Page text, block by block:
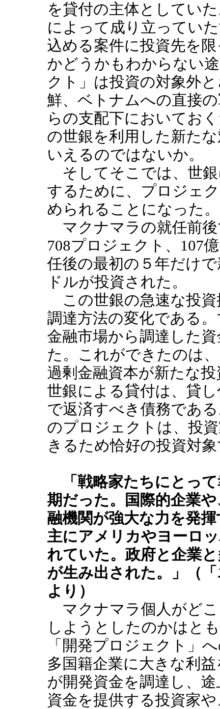
を貸付の主体としてい
によって成り立ってい
込める案件に投資先を
かどうかもわからない
クト」は投資の対象外
鮮、ベトナムへの直接
らの支配下においてお
の世銀を利用した新た
いえるのではないか。
そしてそこでは、世
するために、プロジェ
められることになった。
マクナマラの就任前後
708プロジェクト、107
任後の最初の５年だけ
ドルが投資された。
この世銀の急速な投資
調達方法の変化である
金融市場から調達した
た。これができたのは
過剰金融資本が新たな
世銀による貸付は、貸
で返済すべき債務であ
のプロジェクトは、投
きるため恰好の投資対
「戦略家たちにとって
期だった。国際的企業
融機関が強大な力を発
主にアメリカやヨーロ
れていた。政府と企業
が生み出された。」（
より）
マクナマラ個人がどこ
しようとしたのかはと
「開発プロジェクト」
多国籍企業に大きな利
が開発資金を調達し、
資金を提供する投資家